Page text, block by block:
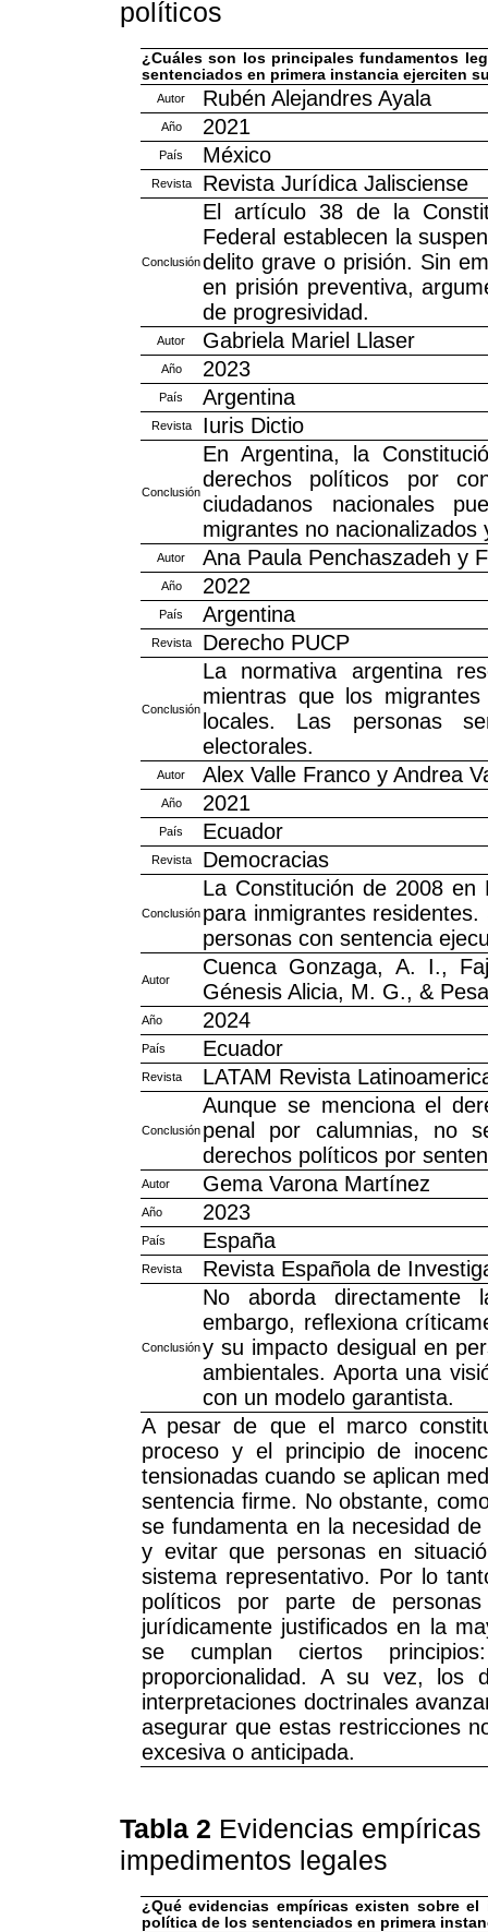
políticos
¿Cuáles son los principales fundamentos
sentenciados en primera instancia ejerciten
Autor Rubén Alejandres Ayala
Año 2021
País México
Revista Revista Jurídica Jalisciense
Conclusión
El artículo 38 de la
Federal establecen la
delito grave o prisión. Sin
en prisión preventiva,
de progresividad.
Autor Gabriela Mariel Llaser
Año 2023
País Argentina
Revista Iuris Dictio
Conclusión
En Argentina, la
derechos políticos por
ciudadanos nacionales
migrantes no
Autor Ana Paula Penchaszadeh y
Año 2022
País Argentina
Revista Derecho PUCP
Conclusión
La normativa argentina
mientras que los
locales. Las personas
electorales.
Autor Alex Valle Franco y Andrea
Año 2021
País Ecuador
Revista Democracias
Conclusión
La Constitución de 2008 en
para inmigrantes
personas con sentencia
Autor
Cuenca Gonzaga, A. I.,
Génesis Alicia, M. G., &
Año 2024
País Ecuador
Revista LATAM Revista
Conclusión
Aunque se menciona el
penal por calumnias, no
derechos políticos por
Autor Gema Varona Martínez
Año 2023
País España
Revista Revista Española de
Conclusión
No aborda directamente
embargo, reflexiona
y su impacto desigual en
ambientales. Aporta una
con un modelo garantista.
A pesar de que el marco
proceso y el principio de
tensionadas cuando se aplican
sentencia firme. No obstante,
se fundamenta en la necesidad
y evitar que personas en
sistema representativo. Por lo
políticos por parte de
jurídicamente justificados en la
se cumplan ciertos
proporcionalidad. A su vez, los
interpretaciones doctrinales
asegurar que estas restricciones
excesiva o anticipada.
Tabla 2 Evidencias
impedimentos legales
¿Qué evidencias empíricas existen sobre
política de los sentenciados en primera